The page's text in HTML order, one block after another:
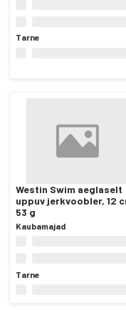
Tarne
Westin Swim aeglaselt
uppuv jerkvoobler, 12
53 g
Kaubamajad
Tarne